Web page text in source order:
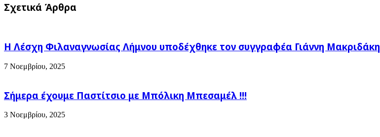
σε
Σχετικά Άρθρα
Η Λέσχη Φιλαναγνωσίας Λήμνου υποδέχθηκε τον συγγραφέα Γιάννη Μακριδάκη
7 Νοεμβρίου, 2025
Σήμερα έχουμε Παστίτσιο με Μπόλικη Μπεσαμέλ !!!
3 Νοεμβρίου, 2025